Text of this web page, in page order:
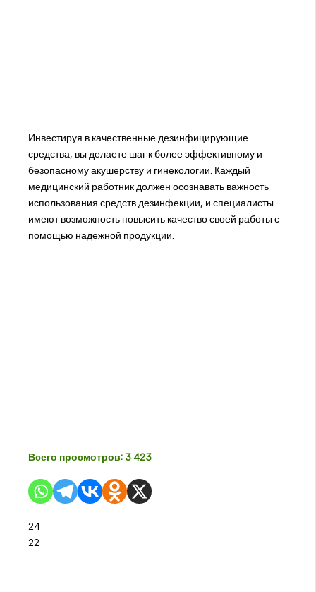
Инвестируя в качественные дезинфицирующие
средства, вы делаете шаг к более эффективному и
безопасному акушерству и гинекологии. Каждый
медицинский работник должен осознавать важность
использования средств дезинфекции, и специалисты
имеют возможность повысить качество своей работы с
помощью надежной продукции.
Всего просмотров: 3 423
24
22